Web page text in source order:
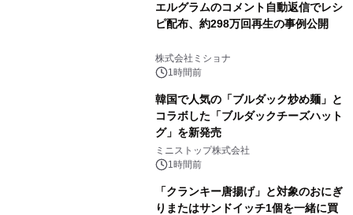
エルグラムのコメント自動返信でレシ
ピ配布、約298万回再生の事例公開
株式会社ミショナ
1時間前
韓国で人気の「ブルダック炒め麺」と
コラボした「ブルダックチーズハット
グ」を新発売
ミニストップ株式会社
1時間前
「クランキー唐揚げ」と対象のおにぎ
りまたはサンドイッチ1個を一緒に買